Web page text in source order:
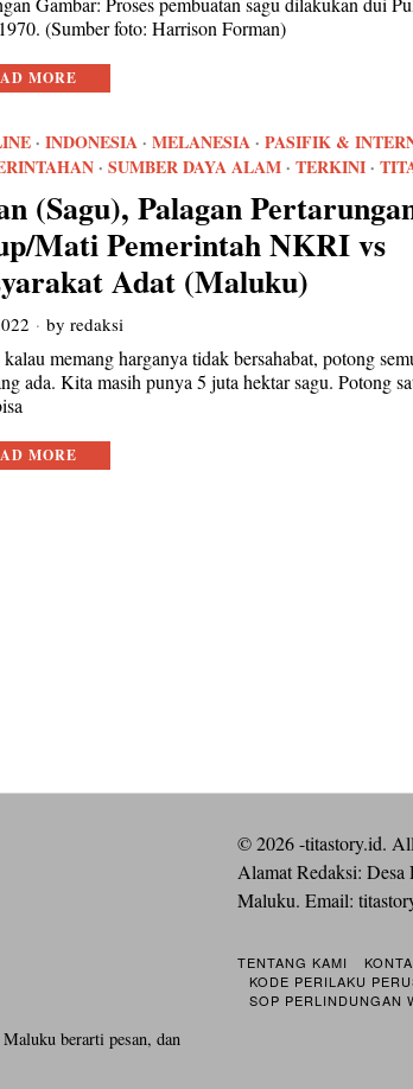
(Sumber foto: Harrison Forman)
MORE
· INDONESIA· MELANESIA· PASIFIK &
· SUMBER DAYA ALAM· TERKINI·
(Sagu), Palagan
Mati Pemerintah NKRI vs
Adat (Maluku)
byredaksi
kalau memang harganya tidak bersahabat, potong
ada. Kita masih punya 5 juta hektar sagu. Potong
MORE
berarti pesan, dan
©2026-titastory.id.
Alamat Redaksi:
Maluku. Email:
TENTANG KAMI
KODE PERILAKU
SOP PERLINDUNGAN